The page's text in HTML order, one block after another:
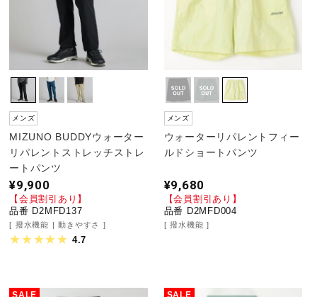
メンズ
MIZUNO BUDDYウォーター
リパレントストレッチストレ
ートパンツ
¥9,900
【会員割引あり】
品番 D2MFD137
撥水機能 動きやすさ
4.7
メンズ
ウォーターリパレントフィー
ルドショートパンツ
¥9,680
【会員割引あり】
品番 D2MFD004
撥水機能